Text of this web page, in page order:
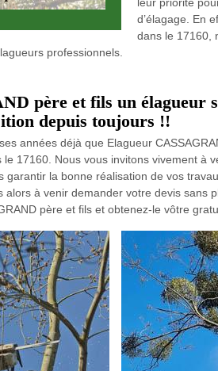
d’élagage. En
dans le 17160,
professionnels.
père et fils un élagueur
depuis toujours !!
années déjà que Elagueur
17160. Nous vous invitons vivement à
la bonne réalisation de vos
alors à venir demander votre devis sans
père et fils et obtenez-le vôtre